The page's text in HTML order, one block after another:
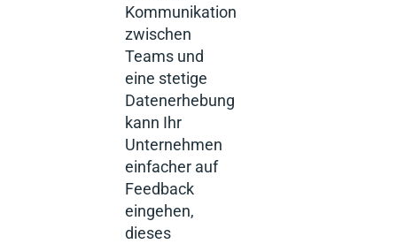
Kommunikation
zwischen
Teams und
eine stetige
Datenerhebung
kann Ihr
Unternehmen
einfacher auf
Feedback
eingehen,
dieses